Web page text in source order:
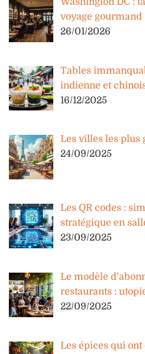
voyage gourmand
26/01/2026
Tables
indienne et
16/12/2025
Les villes les plus
24/09/2025
Les QR codes :
stratégique en
23/09/2025
Le modèle
restaurants :
22/09/2025
Les épices qui